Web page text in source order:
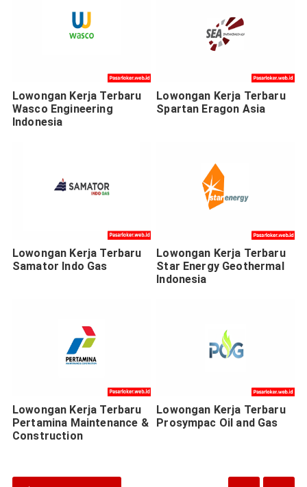
Lowongan Kerja Terbaru
Wasco Engineering
Indonesia
Lowongan Kerja Terbaru
Spartan Eragon Asia
Lowongan Kerja Terbaru
Samator Indo Gas
Lowongan Kerja Terbaru
Star Energy Geothermal
Indonesia
Lowongan Kerja Terbaru
Pertamina Maintenance &
Construction
Lowongan Kerja Terbaru
Prosympac Oil and Gas